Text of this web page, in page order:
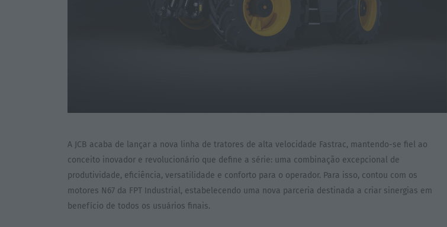
A JCB acaba de lançar a nova linha de tratores de alta velocidade Fastrac, mantendo-se fiel ao
conceito inovador e revolucionário que define a série: uma combinação excepcional de
produtividade, eficiência, versatilidade e conforto para o operador. Para isso, contou com os
motores N67 da FPT Industrial, estabelecendo uma nova parceria destinada a criar sinergias em
benefício de todos os usuários finais.